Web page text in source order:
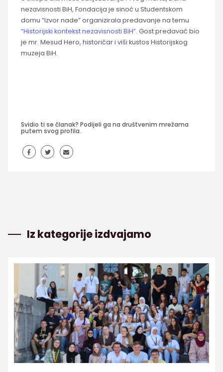
nezavisnosti BiH, Fondacija je sinoć u Studentskom
domu “Izvor nade” organizirala predavanje na temu
“Historijski kontekst nezavisnosti BiH”. Gost predavač bio
je mr. Mesud Hero, historičar i viši kustos Historijskog
muzeja BiH.
Svidio ti se članak? Podijeli ga na društvenim mrežama
putem svog profila.
Iz kategorije izdvajamo